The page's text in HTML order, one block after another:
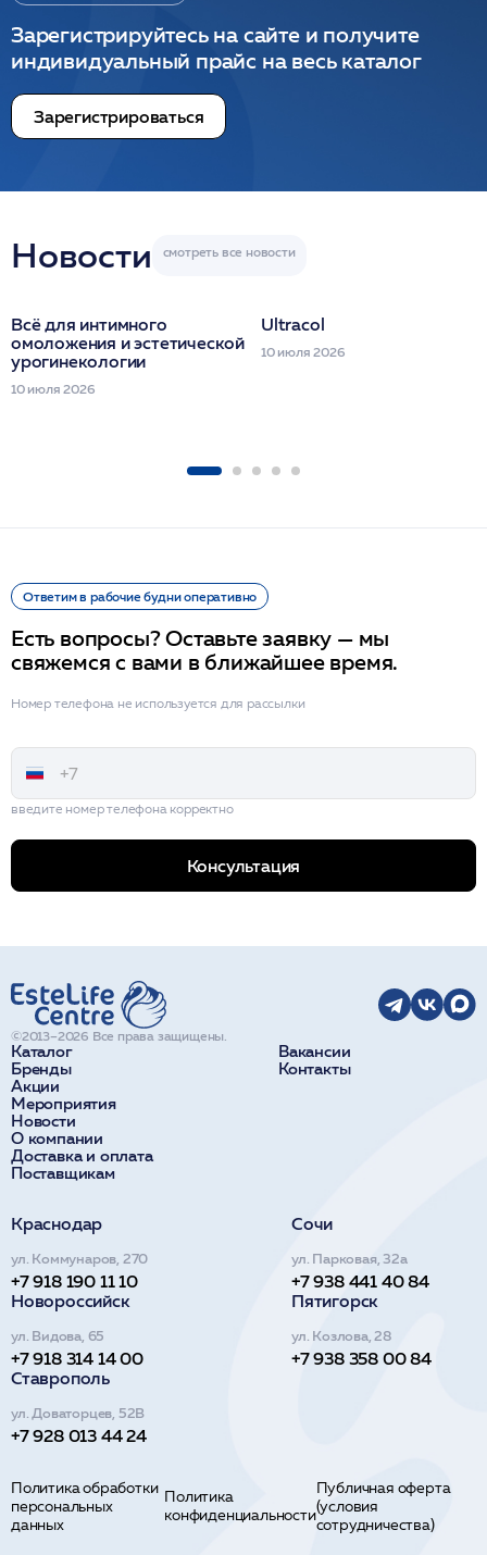
Зарегистрируйтесь на сайте и получите
индивидуальный прайс на весь каталог
Зарегистрироваться
Новости
Всё для интимного
омоложения и эстетической
урогинекологии
10 июля 2026
Ultracol
10 июля 2026
Ответим в рабочие будни оперативно
Есть вопросы? Оставьте заявку — мы
свяжемся с вами в ближайшее время.
Номер телефона не используется для рассылки
введите номер телефона корректно
Консультация
Каталог
Бренды
Акции
Мероприятия
Новости
О компании
Доставка и оплата
Поставщикам
Вакансии
Контакты
©2013–2026 Все права защищены.
Краснодар
ул. Коммунаров, 270
+7 918 190 11 10
Сочи
ул. Парковая, 32а
+7 938 441 40 84
Новороссийск
ул. Видова, 65
+7 918 314 14 00
Пятигорск
ул. Козлова, 28
+7 938 358 00 84
Ставрополь
ул. Доваторцев, 52В
+7 928 013 44 24
Политика обработки
персональных
данных
Политика
конфиденциальности
Публичная оферта
(условия
сотрудничества)